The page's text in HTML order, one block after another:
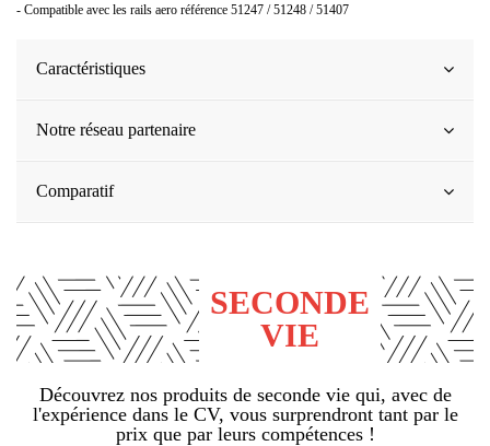
- Compatible avec les rails aero référence 51247 / 51248 / 51407
Caractéristiques
Notre réseau partenaire
Comparatif
SECONDE
VIE
Découvrez nos produits de seconde vie qui, avec de
l'expérience dans le CV, vous surprendront tant par le
prix que par leurs compétences !